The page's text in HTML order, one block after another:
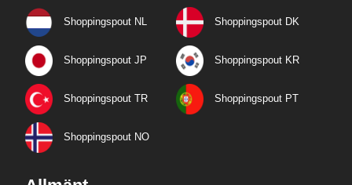
Shoppingspout NL Shoppingspout DK
Shoppingspout JP Shoppingspout KR
Shoppingspout TR Shoppingspout PT
Shoppingspout NO